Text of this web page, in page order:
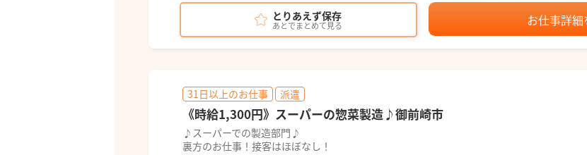
とりあえず保存
あとでまとめて見る お仕事詳細
31日以上のお仕事 派遣
《時給1,300円》スーパーの惣菜製造♪御前崎市
♪スーパーでの製造部門♪
裏方のお仕事！接客はほぼなし！